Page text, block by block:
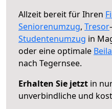
Allzeit bereit für Ihren
Seniorenumzug, Tresor
Studentenumzug in
oder eine optimale
nach Tegernsee.
Erhalten Sie jetzt in
unverbindliche und